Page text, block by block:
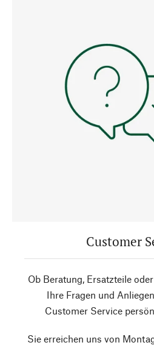
Customer
Ob Beratung, Ersatzteile
Ihre Fragen und
Customer Service
Sie erreichen uns von